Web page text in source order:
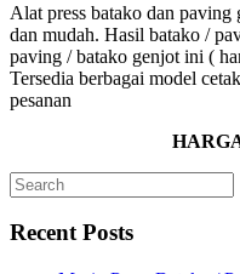
Alat press batako dan paving
dan mudah. Hasil batako /
paving / batako genjot ini (
Tersedia berbagai model
pesanan
Recent Posts